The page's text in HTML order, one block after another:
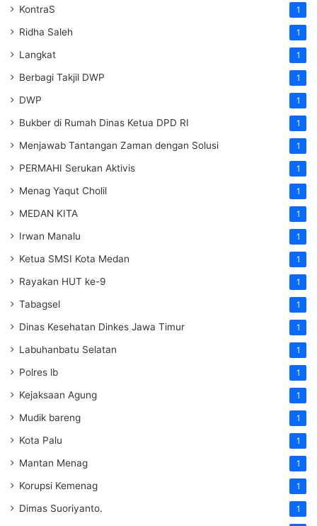
KontraS 1
Ridha Saleh 1
Langkat 1
Berbagi Takjil DWP 1
DWP 1
Bukber di Rumah Dinas Ketua DPD RI 1
Menjawab Tantangan Zaman dengan Solusi 1
PERMAHI Serukan Aktivis 1
Menag Yaqut Cholil 1
MEDAN KITA 1
Irwan Manalu 1
Ketua SMSI Kota Medan 1
Rayakan HUT ke-9 1
Tabagsel 1
Dinas Kesehatan Dinkes Jawa Timur 1
Labuhanbatu Selatan 1
Polres lb 1
Kejaksaan Agung 1
Mudik bareng 1
Kota Palu 1
Mantan Menag 1
Korupsi Kemenag 1
Dimas Suoriyanto. 1